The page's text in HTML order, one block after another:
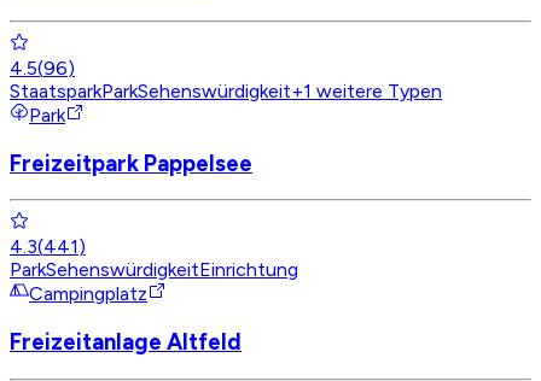
4.5(96)
StaatsparkParkSehenswürdigkeit+1 weitere Typen
Park
Freizeitpark Pappelsee
4.3(441)
ParkSehenswürdigkeitEinrichtung
Campingplatz
Freizeitanlage Altfeld